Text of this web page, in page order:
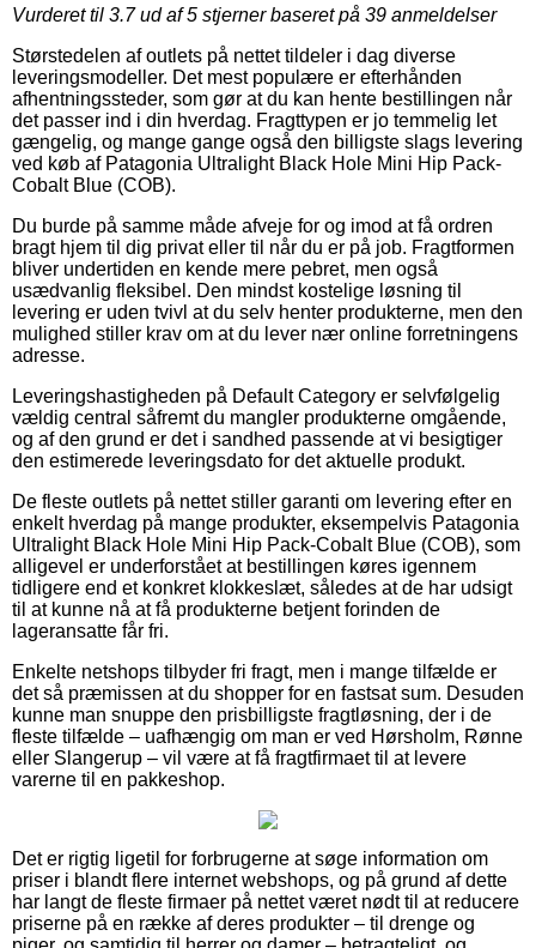
Vurderet til 3.7ud af 5 stjerner baseret på 39 anmeldelser
Størstedelen af outlets på nettet tildeler i dag diverse
leveringsmodeller. Det mest populære er efterhånden
afhentningssteder, som gør at du kan hente bestillingen når
det passer ind i din hverdag. Fragttypen er jo temmelig let
gængelig, og mange gange også den billigste slags levering
ved køb af Patagonia Ultralight Black Hole Mini Hip Pack-
Cobalt Blue (COB).
Du burde på samme måde afveje for og imod at få ordren
bragt hjem til dig privat eller til når du er på job. Fragtformen
bliver undertiden en kende mere pebret, men også
usædvanlig fleksibel. Den mindst kostelige løsning til
levering er uden tvivl at du selv henter produkterne, men den
mulighed stiller krav om at du lever nær online forretningens
adresse.
Leveringshastigheden på Default Category er selvfølgelig
vældig central såfremt du mangler produkterne omgående,
og af den grund er det i sandhed passende at vi besigtiger
den estimerede leveringsdato for det aktuelle produkt.
De fleste outlets på nettet stiller garanti om levering efter en
enkelt hverdag på mange produkter, eksempelvis Patagonia
Ultralight Black Hole Mini Hip Pack-Cobalt Blue (COB), som
alligevel er underforstået at bestillingen køres igennem
tidligere end et konkret klokkeslæt, således at de har udsigt
til at kunne nå at få produkterne betjent forinden de
lageransatte får fri.
Enkelte netshops tilbyder fri fragt, men i mange tilfælde er
det så præmissen at du shopper for en fastsat sum. Desuden
kunne man snuppe den prisbilligste fragtløsning, der i de
fleste tilfælde – uafhængig om man er ved Hørsholm, Rønne
eller Slangerup – vil være at få fragtfirmaet til at levere
varerne til en pakkeshop.
Det er rigtig ligetil for forbrugerne at søge information om
priser i blandt flere internet webshops, og på grund af dette
har langt de fleste firmaer på nettet været nødt til at reducere
priserne på en række af deres produkter – til drenge og